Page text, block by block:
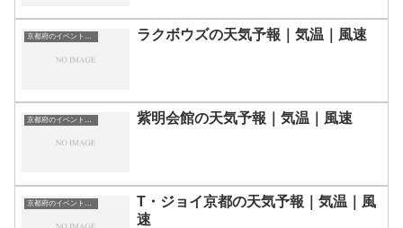
京都府のイベント会場一覧 ラクボウズの天気予報｜気温｜風速
京都府のイベント会場一覧 紫明会館の天気予報｜気温｜風速
T・ジョイ京都の天気予報｜気温｜風
速